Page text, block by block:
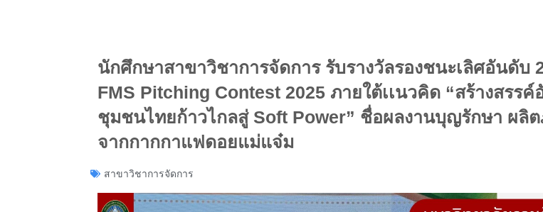
นักศึกษาสาขาวิชาการจัดการ รับรางวัลรองชนะเลิศอันดับ
FMS Pitching Contest 2025 ภายใต้เเนวคิด “สร้างสรร
ชุมชนไทยก้าวไกลสู่ Soft Power” ชื่อผลงานบุญรักษา ผ
จากกากกาแฟดอยแม่แจ๋ม
สาขาวิชาการจัดการ